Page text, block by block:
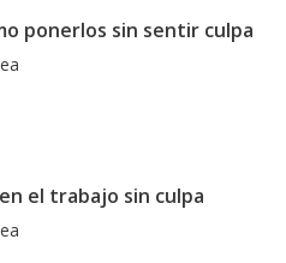
ponerlos sin sentir culpa
el trabajo sin culpa